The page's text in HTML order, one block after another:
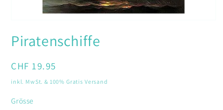
in
Modal
Piratenschiffe
Normaler
Preis
CHF 19.95
inkl. MwSt. & 100% Gratis Versand
Grösse